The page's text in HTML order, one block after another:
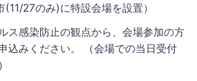
27のみ)に特設会場を設置）
ス感染防止の観点から、会場参加の方
込みください。 （会場での当日受付